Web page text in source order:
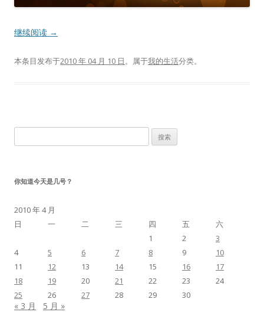
继续阅读 →
本条目发布于2010 年 04 月 10 日。属于我的生活分类。
索：
你知道今天是几号？
2010 年 4 月
日
一 二 三 四 五
六
1
2
3
4
5 6 7 8 9
10
11
12 13 14 15 16
17
18
19 20 21 22 23
24
25
26 27 28 29 30
« 3 月 5 月 »